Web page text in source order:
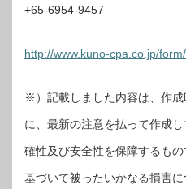
+65-6954-9457
http://www.kuno-cpa.co.jp/form/
※）記載しました内容は、作成
に、最新の注意を払って作成
確性及び安全性を保障するも
基づいて被ったいかなる損害